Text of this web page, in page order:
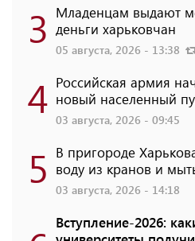
3 Младенцам выдают
деньги харьковчан
05 августа, 2026 - 13:38
4 Российская армия
новый населенный
03 августа, 2026 - 09:45
5 В пригороде
воду из кранов и
03 августа, 2026 - 14:18
Вступление-2026: